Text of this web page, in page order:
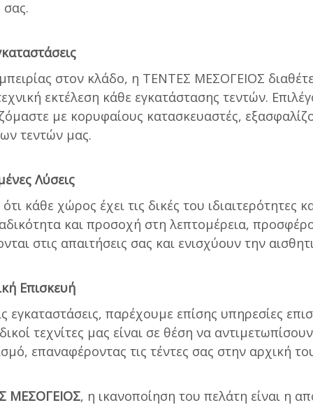
σας.
στον κλάδο, η ΤΕΝΤΕΣ ΜΕΣΟΓΕΙΟΣ
εκτέλεση κάθε εγκατάστασης τεντών.
με κορυφαίους κατασκευαστές,
τεντών μας.
Λύσεις
κάθε χώρος έχει τις δικές του ιδιαιτερότητες
και προσοχή στη λεπτομέρεια,
στις απαιτήσεις σας και ενισχύουν την
Επισκευή
εγκαταστάσεις, παρέχουμε επίσης υπηρεσίες
τεχνίτες μας είναι σε θέση να
επαναφέροντας τις τέντες σας στην αρχική
ΜΕΣΟΓΕΙΟΣ, η ικανοποίηση του πελάτη είναι η